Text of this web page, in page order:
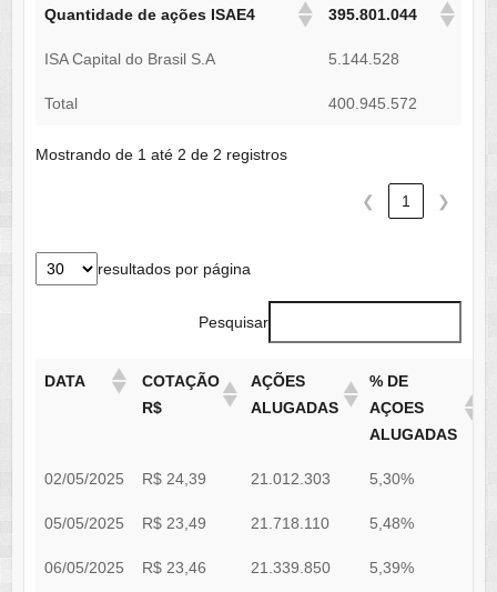
Quantidade de ações ISAE4 395.801.044
ISA Capital do Brasil S.A 5.144.528
Total 400.945.572
Mostrando de 1 até 2 de 2 registros
❮ 1 ❯
resultados por página
Pesquisar
DATA
COTAÇÃO
R$
AÇÕES
ALUGADAS
% DE
AÇOES
ALUGADAS
02/05/2025 R$ 24,39 21.012.303 5,30%
05/05/2025 R$ 23,49 21.718.110 5,48%
06/05/2025 R$ 23,46 21.339.850 5,39%